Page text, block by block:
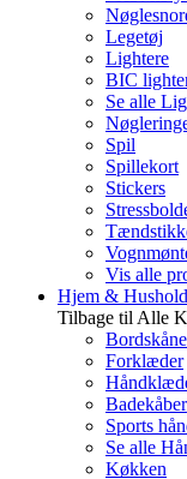
Legetøj
Lightere
BIC
Se alle
Spil
Spillekort
Stickers
Vis alle
Hjem &
Tilbage til Alle
Forklæder
Badekåber
Sports
Se alle
Køkken